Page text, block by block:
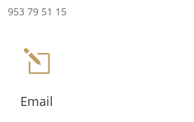
953 79 51 15
l
Email